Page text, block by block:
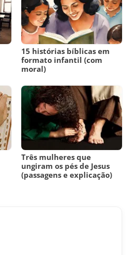
15 histórias bíblicas em
formato infantil (com
moral)
Três mulheres que
ungiram os pés de Jesus
(passagens e explicação)